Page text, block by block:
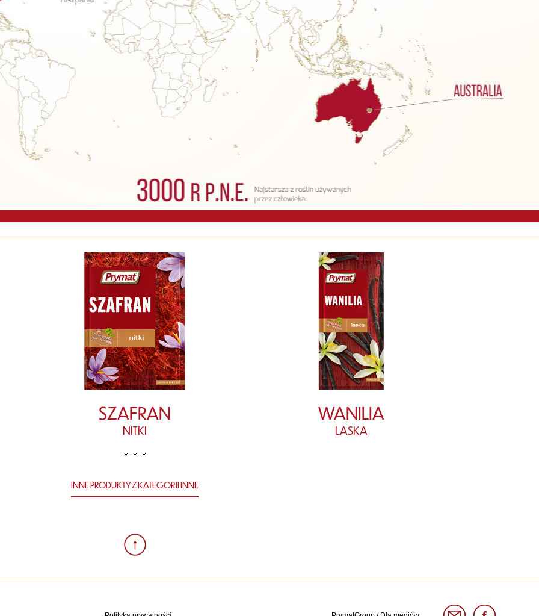
SZAFRAN
NITKI
WANILIA
LASKA
INNE PRODUKTY Z KATEGORII INNE